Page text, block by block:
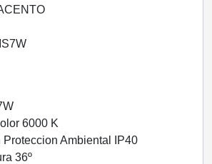
6000 K
Ambiental IP40
36º